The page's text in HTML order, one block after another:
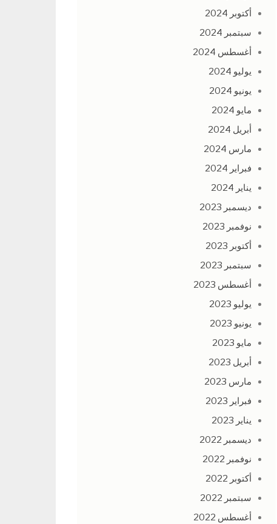
أكتوبر 2024
سبتمبر 2024
أغسطس 2024
يوليو 2024
يونيو 2024
مايو 2024
أبريل 2024
مارس 2024
فبراير 2024
يناير 2024
ديسمبر 2023
نوفمبر 2023
أكتوبر 2023
سبتمبر 2023
أغسطس 2023
يوليو 2023
يونيو 2023
مايو 2023
أبريل 2023
مارس 2023
فبراير 2023
يناير 2023
ديسمبر 2022
نوفمبر 2022
أكتوبر 2022
سبتمبر 2022
أغسطس 2022